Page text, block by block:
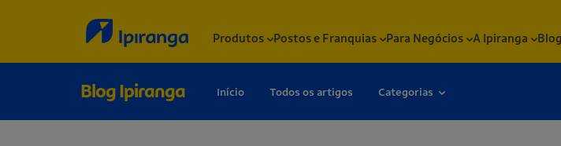
Produtos Postos e Franquias Para Negócios A Ipiranga
Blog Ipiranga Início Todos os artigos Categorias